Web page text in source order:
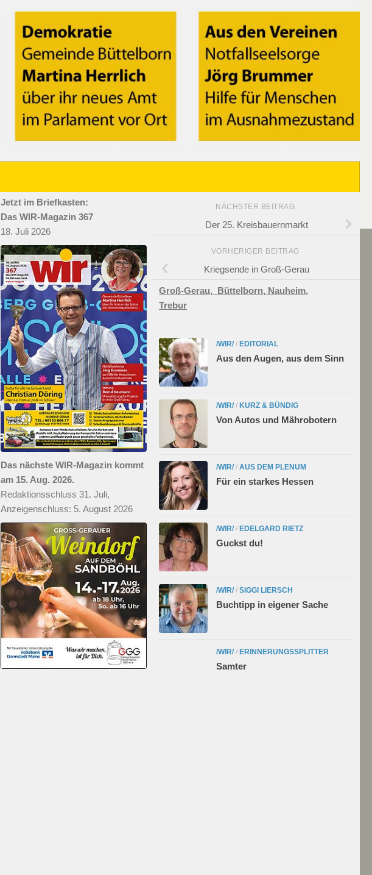
NÄCHSTER BEITRAG
Der 25. Kreisbauernmarkt
VORHERIGER BEITRAG
Kriegsende in Groß-Gerau
Groß-Gerau, Büttelborn, Nauheim,
Trebur
/WIR/ / EDITORIAL
Aus den Augen, aus dem Sinn
/WIR/ / KURZ & BÜNDIG
Von Autos und Mährobotern
/WIR/ / AUS DEM PLENUM
Für ein starkes Hessen
/WIR/ / EDELGARD RIETZ
Guckst du!
/WIR/ / SIGGI LIERSCH
Buchtipp in eigener Sache
/WIR/ / ERINNERUNGSSPLITTER
Samter
Jetzt im Briefkasten:
Das WIR-Magazin 367
18. Juli 2026
Das nächste WIR-Magazin kommt
am 15. Aug. 2026.
Redaktionsschluss 31. Juli,
Anzeigenschluss: 5. August 2026